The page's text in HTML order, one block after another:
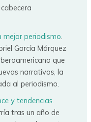
mejor periodismo.
García Márquez
que
narrativas, la
al periodismo.
y tendencias.
tras un año de